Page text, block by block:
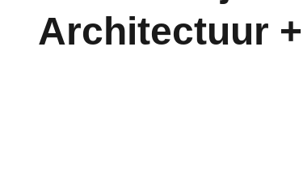
Architectuur